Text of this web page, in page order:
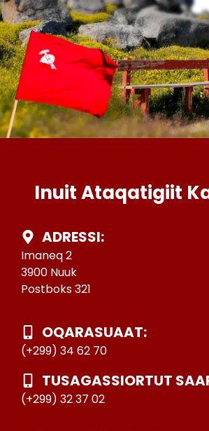
Inuit Ataqatigiit
ADRESSI:
Imaneq 2
3900 Nuuk
Postboks 321
OQARASUAAT:
(+299) 34 62 70
TUSAGASSIORTUT
(+299) 32 37 02